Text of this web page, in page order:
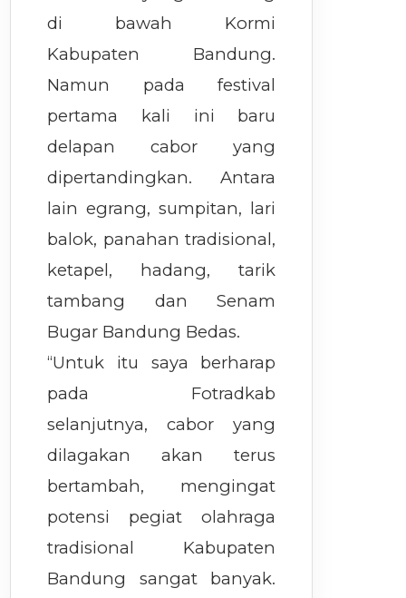
di bawah Kormi
Kabupaten Bandung.
Namun pada festival
pertama kali ini baru
delapan cabor yang
dipertandingkan. Antara
lain egrang, sumpitan, lari
balok, panahan tradisional,
ketapel, hadang, tarik
tambang dan Senam
Bugar Bandung Bedas.
“Untuk itu saya berharap
pada Fotradkab
selanjutnya, cabor yang
dilagakan akan terus
bertambah, mengingat
potensi pegiat olahraga
tradisional Kabupaten
Bandung sangat banyak.